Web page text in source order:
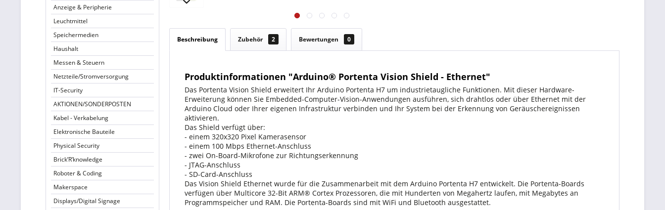
Anzeige & Peripherie
Leuchtmittel
Speichermedien
Haushalt
Messen & Steuern
Netzteile/Stromversorgung
IT-Security
AKTIONEN/SONDERPOSTEN
Kabel - Verkabelung
Elektronische Bauteile
Physical Security
Brick’R’knowledge
Roboter & Coding
Makerspace
Displays/Digital Signage
Beschreibung Zubehör 2 Bewertungen 0
Produktinformationen "Arduino® Portenta Vision Shield - Ethernet"
Das Portenta Vision Shield erweitert Ihr Arduino Portenta H7 um industrietaugliche Funktionen. Mit dieser Hardware-
Erweiterung können Sie Embedded-Computer-Vision-Anwendungen ausführen, sich drahtlos oder über Ethernet mit der
Arduino Cloud oder Ihrer eigenen Infrastruktur verbinden und Ihr System bei der Erkennung von Geräuschereignissen
aktivieren.
Das Shield verfügt über:
- einem 320x320 Pixel Kamerasensor
- einem 100 Mbps Ethernet-Anschluss
- zwei On-Board-Mikrofone zur Richtungserkennung
- JTAG-Anschluss
- SD-Card-Anschluss
Das Vision Shield Ethernet wurde für die Zusammenarbeit mit dem Arduino Portenta H7 entwickelt. Die Portenta-Boards
verfügen über Multicore 32-Bit ARM® Cortex Prozessoren, die mit Hunderten von Megahertz laufen, mit Megabytes an
Programmspeicher und RAM. Die Portenta-Boards sind mit WiFi und Bluetooth ausgestattet.